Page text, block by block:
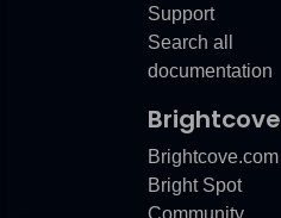
Support
Search all
documentation
Brightcove
Brightcove.com
Bright Spot
Community